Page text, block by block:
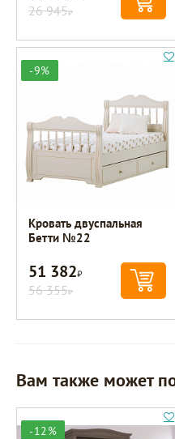
26 945Р
-9%
Кровать двуспальная
Бетти №22
51 382Р
56 355Р
Вам также может
-12%